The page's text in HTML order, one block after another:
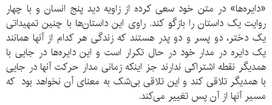
«دایره‌ها» در متن خود سعی کرده از زاویه دید پنج انسان و با چهار
روایت یک داستان را بازگو کند. راوی این داستان‌ها با چنین تمهیداتی
یک دختر، دو پسر و دو پدر هستند که زندگی هر کدام از آنها همانند
یک دایره در مدار خود در حال تکرار است و این دایره‌ها در جایی با
همدیگر نقطه اشتراکی ندارند جز اینکه زمانی مدار حرکت آنها در جایی
با همدیگر تلاقی کند و این تلاقی بی‌شک به معنای آن نخواهد بود که
مسیر آنها از آن پس تغییر می‌کند.